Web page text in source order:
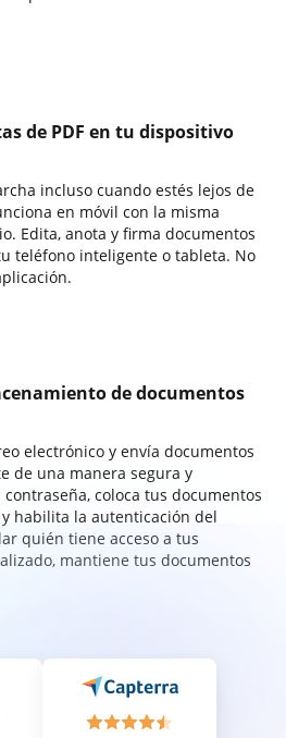
de PDF en tu dispositivo
incluso cuando estés lejos de
en móvil con la misma
Edita, anota y firma documentos
teléfono inteligente o tableta. No
de documentos
electrónico y envía documentos
de una manera segura y
coloca tus documentos
habilita la autenticación del
quién tiene acceso a tus
mantiene tus documentos